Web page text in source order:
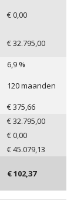
€0,00
€32.795,00
6,9 %
120maanden
€375,66
€32.795,00
€0,00
€45.079,13
€102,37